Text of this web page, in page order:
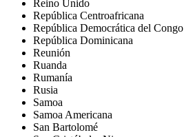
Reino Unido
República Centroafricana
República Democrática del Congo
República Dominicana
Reunión
Ruanda
Rumanía
Rusia
Samoa
Samoa Americana
San Bartolomé